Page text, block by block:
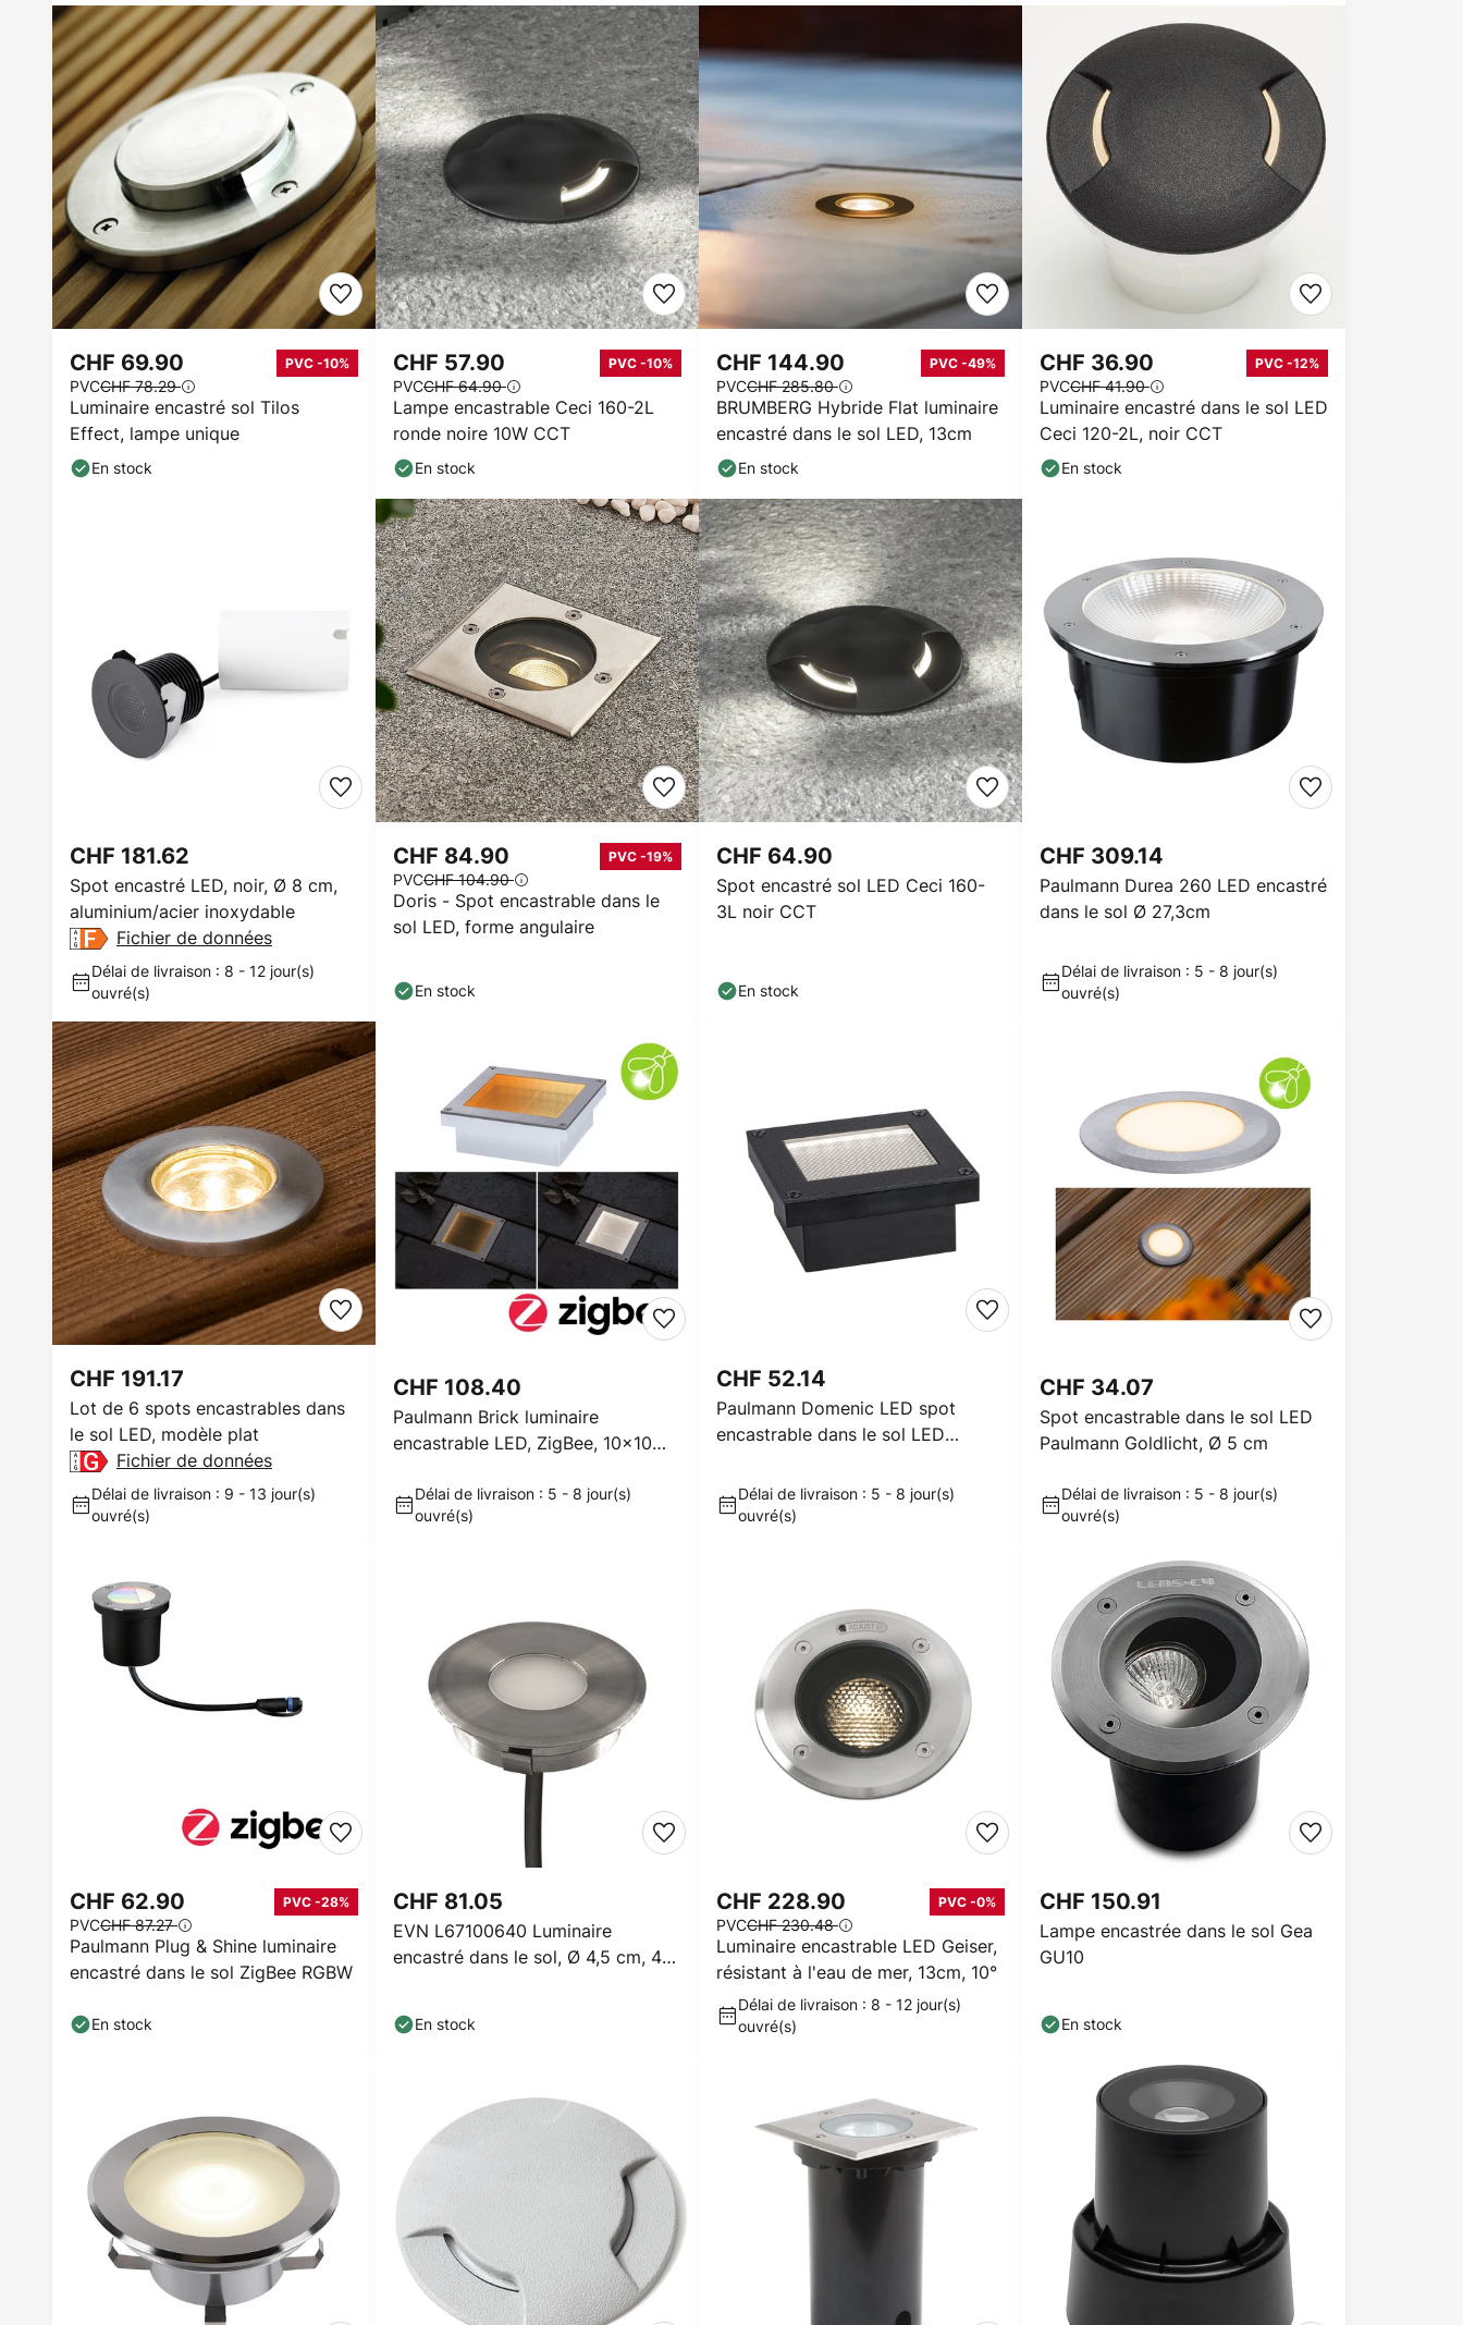
Luminaire encastré sol Tilos
Effect, lampe unique
CHF 69.90 PVC -10%
PVCCHF 78.29
En stock
Lampe encastrable Ceci 160-2L
ronde noire 10W CCT
CHF 57.90 PVC -10%
PVCCHF 64.90
En stock
BRUMBERG Hybride Flat luminaire
encastré dans le sol LED, 13cm
CHF 144.90 PVC -49%
PVCCHF 285.80
En stock
Luminaire encastré dans le sol LED
Ceci 120-2L, noir CCT
CHF 36.90 PVC -12%
PVCCHF 41.90
En stock
Spot encastré LED, noir, Ø 8 cm,
aluminium/acier inoxydable
CHF 181.62
Fichier de données
Délai de livraison : 8 - 12 jour(s)
ouvré(s)
Doris - Spot encastrable dans le
sol LED, forme angulaire
CHF 84.90 PVC -19%
PVCCHF 104.90
En stock
Spot encastré sol LED Ceci 160-
3L noir CCT
CHF 64.90
En stock
Paulmann Durea 260 LED encastré
dans le sol Ø 27,3cm
CHF 309.14
Délai de livraison : 5 - 8 jour(s)
ouvré(s)
Lot de 6 spots encastrables dans
le sol LED, modèle plat
CHF 191.17
Fichier de données
Délai de livraison : 9 - 13 jour(s)
ouvré(s)
Paulmann Brick luminaire
encastrable LED, ZigBee, 10x10
CHF 108.40
Délai de livraison : 5 - 8 jour(s)
ouvré(s)
Paulmann Domenic LED spot
encastrable dans le sol LED
CHF 52.14
Délai de livraison : 5 - 8 jour(s)
ouvré(s)
Spot encastrable dans le sol LED
Paulmann Goldlicht, Ø 5 cm
CHF 34.07
Délai de livraison : 5 - 8 jour(s)
ouvré(s)
Paulmann Plug & Shine luminaire
encastré dans le sol ZigBee RGBW
CHF 62.90 PVC -28%
PVCCHF 87.27
En stock
EVN L67100640 Luminaire
encastré dans le sol, Ø 4,5 cm, 4
CHF 81.05
En stock
Luminaire encastrable LED Geiser,
résistant à l'eau de mer, 13cm, 10°
CHF 228.90 PVC -0%
PVCCHF 230.48
Délai de livraison : 8 - 12 jour(s)
ouvré(s)
Lampe encastrée dans le sol Gea
GU10
CHF 150.91
En stock